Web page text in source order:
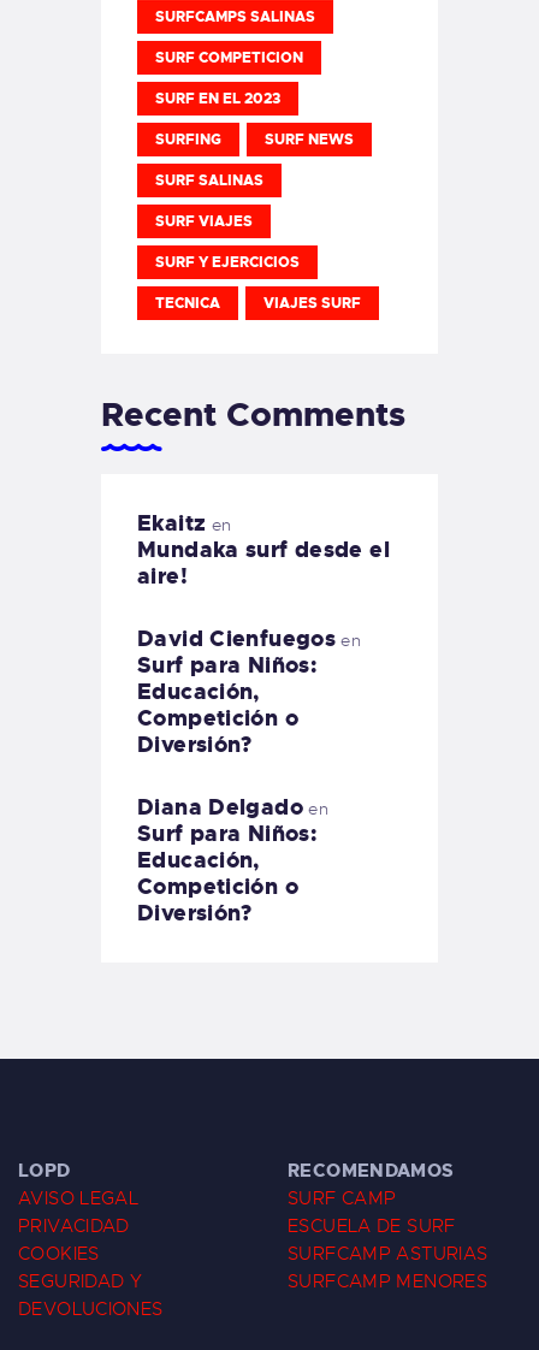
SURFCAMPS SALINAS
SURF COMPETICION
SURF EN EL 2023
SURFING SURF NEWS
SURF SALINAS
SURF VIAJES
SURF Y EJERCICIOS
TECNICA VIAJES SURF
Recent Comments
Ekaitz en
Mundaka surf desde el
aire!
David Cienfuegos en
Surf para Niños:
Educación,
Competición o
Diversión?
Diana Delgadoen
Surf para Niños:
Educación,
Competición o
Diversión?
LOPD
AVISO LEGAL
PRIVACIDAD
COOKIES
SEGURIDAD Y
DEVOLUCIONES
RECOMENDAMOS
SURF CAMP
ESCUELA DE SURF
SURFCAMP ASTURIAS
SURFCAMP MENORES